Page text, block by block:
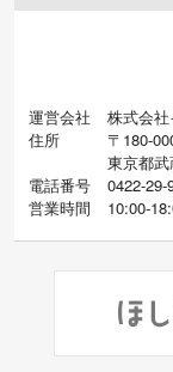
運営会社
株式会
住所
〒180-
東京都
電話番号
0422-29-
営業時間
10:00-